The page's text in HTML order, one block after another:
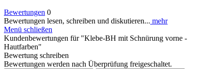
Bewertungen 0
Bewertungen lesen, schreiben und diskutieren... mehr
Menü schließen
Kundenbewertungen für "Klebe-BH mit Schnürung vorne -
Hautfarben"
Bewertung schreiben
Bewertungen werden nach Überprüfung freigeschaltet.